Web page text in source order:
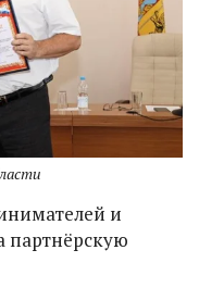
и
партнёрскую